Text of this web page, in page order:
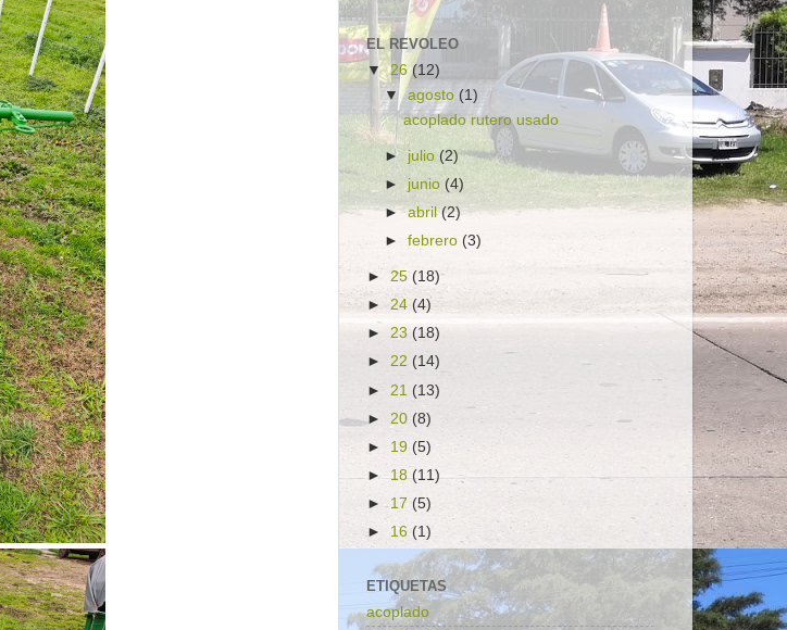
EL REVOLEO
▼26 (12)
▼agosto(1)
acoplado rutero usado
►julio(2)
► junio (4)
►abril(2)
►febrero (3)
► 25 (18)
► 24 (4)
► 23 (18)
► 22 (14)
► 21 (13)
► 20 (8)
► 19 (5)
► 18(11)
► 17 (5)
► 16 (1)
ETIQUETAS
acoplado